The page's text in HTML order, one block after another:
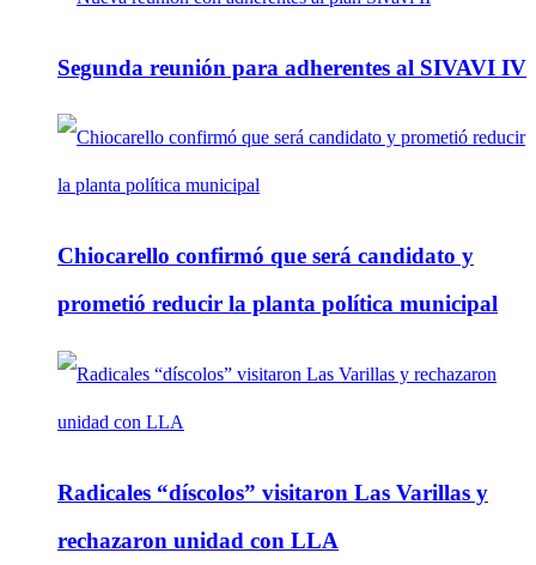
Segunda reunión para adherentes al SIVAVI IV
Chiocarello confirmó que será candidato y
prometió reducir la planta política municipal
Radicales “díscolos” visitaron Las Varillas y
rechazaron unidad con LLA